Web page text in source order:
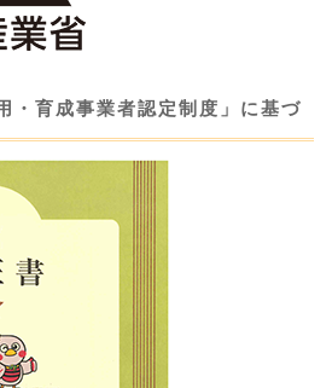
・育成事業者認定制度」に基づ